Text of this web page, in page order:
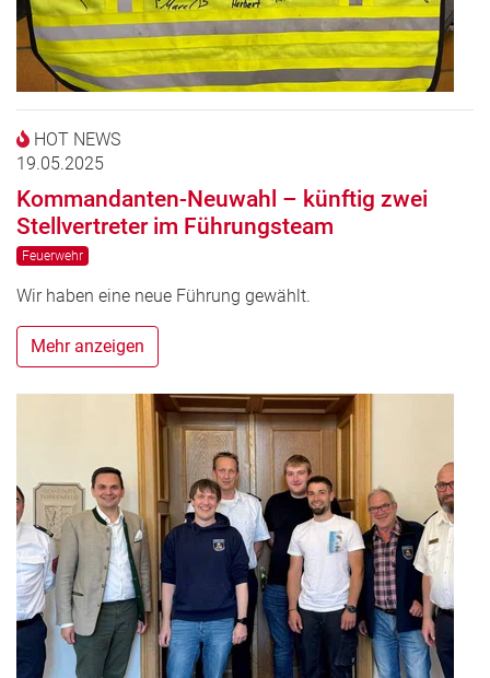
HOT NEWS
19.05.2025
Kommandanten-Neuwahl – künftig zwei
Stellvertreter im Führungsteam
Feuerwehr
Wir haben eine neue Führung gewählt.
Mehr anzeigen